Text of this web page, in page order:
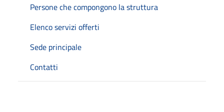
Persone che compongono la struttura
Elenco servizi offerti
Sede principale
Contatti